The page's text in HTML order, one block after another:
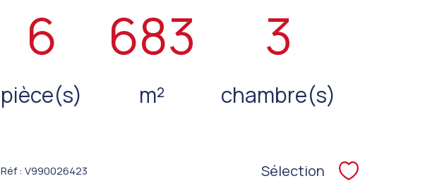
6
pièce(s)
683
m²
3
chambre(s)
Réf : V990026423 Sélection